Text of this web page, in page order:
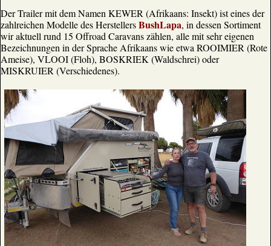
Der Trailer mit dem Namen KEWER (Afrikaans: Insekt) ist eines der
zahlreichen Modelle des HerstellersBushLapa, in dessen Sortiment
wir aktuell rund 15 Offroad Caravans zählen, alle mit sehr eigenen
Bezeichnungen in der Sprache Afrikaans wie etwa ROOIMIER (Rote
Ameise), VLOOI (Floh), BOSKRIEK (Waldschrei) oder
MISKRUIER (Verschiedenes).